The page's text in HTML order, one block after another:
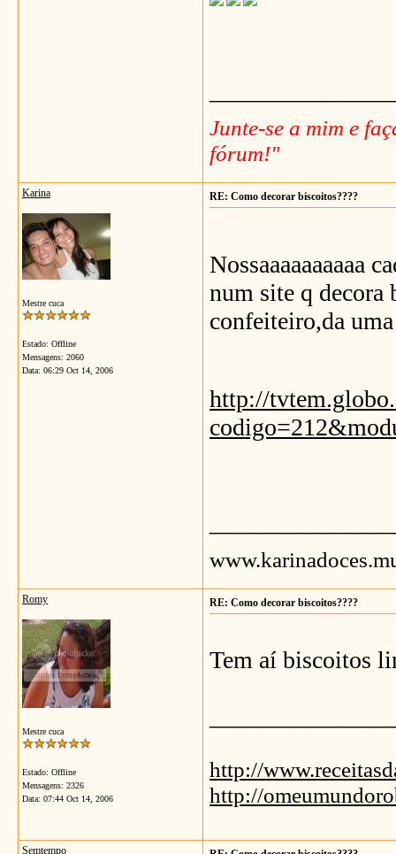
Junte-se a mim e
fórum!"
Karina
Mestre cuca
Estado: Offline
Mensagens: 2060
Data: 06:29 Oct 14, 2006
RE: Como decorar biscoitos????
Nossaaaaaaaaaa
num site q decora
confeiteiro,da
http://
Romy
Mestre cuca
Estado: Offline
Mensagens: 2326
Data: 07:44 Oct 14, 2006
RE: Como decorar biscoitos????
Tem aí biscoitos
http://
http://
Semtempo